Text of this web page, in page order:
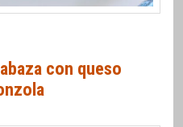
con queso